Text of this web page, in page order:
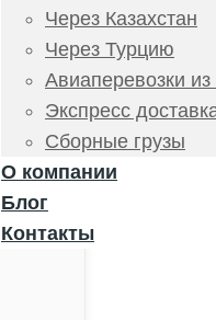
Через Казахстан
Через Турцию
Авиаперевозки
Экспресс
Сборные грузы
О компании
Блог
Контакты